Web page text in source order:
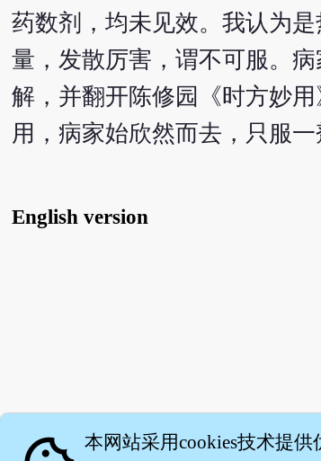
药数剂，均未见效。我认为
量，发散厉害，谓不可服。
解，并翻开陈修园《时方妙
用，病家始欣然而去，只服一
English version
本网站采用cookies技术提